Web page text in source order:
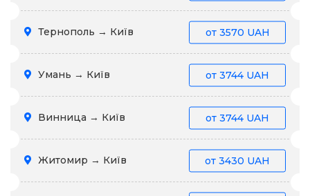
Тернополь → Київ от 3570 UAH
Умань → Київ от 3744 UAH
Винница → Київ от 3744 UAH
Житомир → Київ от 3430 UAH